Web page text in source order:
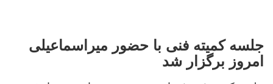
جلسه کمیته فنی با حضور میراسماعیلی
امروز برگزار شد